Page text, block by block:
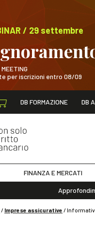
/ 29 settembre
MEETING
per iscrizioni entro 08/09
DB FORMAZIONE DB
FINANZA E MERCATI
/ Imprese assicurative /